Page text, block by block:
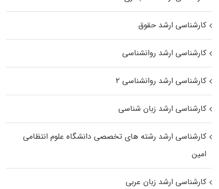
کارشناسی ارشد حقوق
کارشناسی ارشد روانشناسی
کارشناسی ارشد روانشناسی ۲
کارشناسی ارشد زبان شناسی
کارشناسی ارشد رﺷﺘﻪ ﻫﺎی تخصصی داﻧﺸﮕﺎه ﻋﻠﻮم انتظامی
اﻣﻴﻦ
کارشناسی ارشد زبان عربی